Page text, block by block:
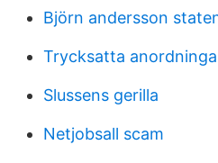
Björn andersson
Trycksatta
Slussens gerilla
Netjobsall scam